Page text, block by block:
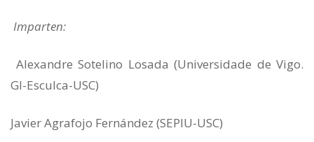
Imparten:
Alexandre Sotelino Losada (Universidade de Vigo.
GI-Esculca-USC)
Javier Agrafojo Fernández (SEPIU-USC)